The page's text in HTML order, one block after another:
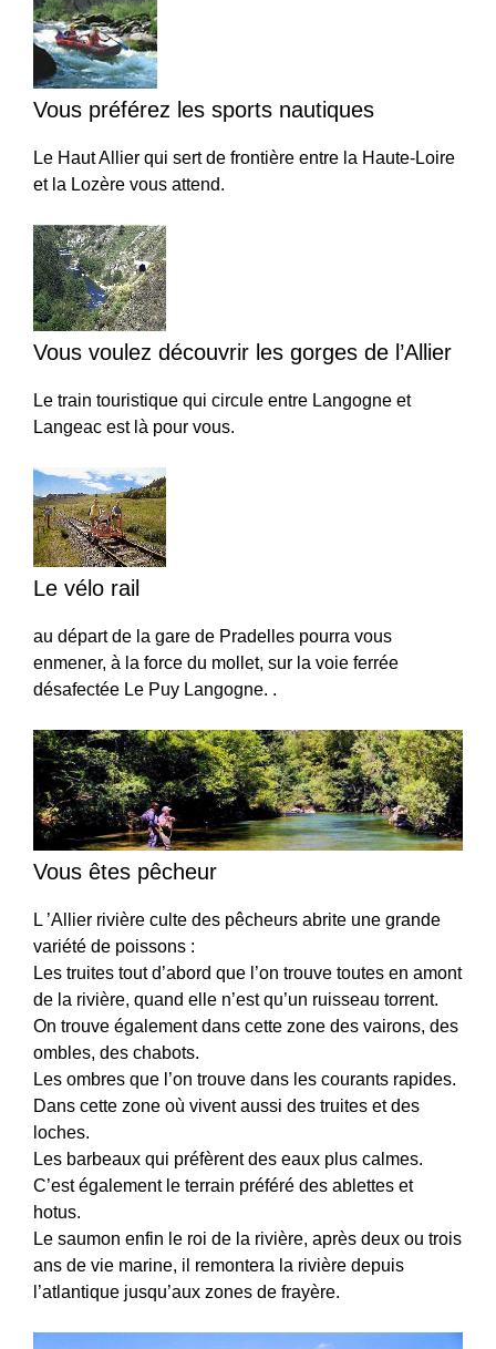
Vous préférez les sports nautiques
Le Haut Allier qui sert de frontière entre la Haute-Loire
et la Lozère vous attend.
Vous voulez découvrir les gorges de l’Allier
Le train touristique qui circule entre Langogne et
Langeac est là pour vous.
Le vélo rail
au départ de la gare de Pradelles pourra vous
enmener, à la force du mollet, sur la voie ferrée
désafectée Le Puy Langogne. .
Vous êtes pêcheur
L ’Allier rivière culte des pêcheurs abrite une grande
variété de poissons :
Les truites tout d’abord que l’on trouve toutes en amont
de la rivière, quand elle n’est qu’un ruisseau torrent.
On trouve également dans cette zone des vairons, des
ombles, des chabots.
Les ombres que l’on trouve dans les courants rapides.
Dans cette zone où vivent aussi des truites et des
loches.
Les barbeaux qui préfèrent des eaux plus calmes.
C’est également le terrain préféré des ablettes et
hotus.
Le saumon enfin le roi de la rivière, après deux ou trois
ans de vie marine, il remontera la rivière depuis
l’atlantique jusqu’aux zones de frayère.